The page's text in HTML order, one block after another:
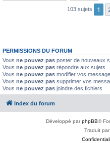
103 sujets 1
PERMISSIONS DU FORUM
Vous ne pouvez pas poster de nouveaux
Vous ne pouvez pas répondre aux sujets
Vous ne pouvez pas modifier vos
Vous ne pouvez pas supprimer vos
Vous ne pouvez pas joindre des fichiers
Index du forum
Développé parphpBB®
Traduit par